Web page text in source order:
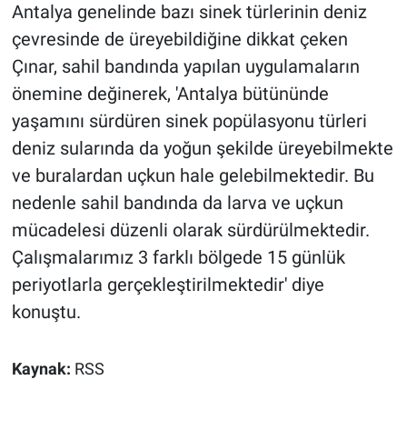
Antalya genelinde bazı sinek türlerinin deniz
çevresinde de üreyebildiğine dikkat çeken
Çınar, sahil bandında yapılan uygulamaların
önemine değinerek, 'Antalya bütününde
yaşamını sürdüren sinek popülasyonu türleri
deniz sularında da yoğun şekilde üreyebilmekte
ve buralardan uçkun hale gelebilmektedir. Bu
nedenle sahil bandında da larva ve uçkun
mücadelesi düzenli olarak sürdürülmektedir.
Çalışmalarımız 3 farklı bölgede 15 günlük
periyotlarla gerçekleştirilmektedir' diye
konuştu.
Kaynak: RSS